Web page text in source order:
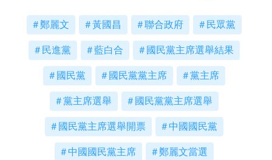
鄭麗文 黃國昌 聯合政府 民眾黨
民進黨 藍白合 國民黨主席選舉結果
國民黨 國民黨黨主席 黨主席
黨主席選舉 國民黨黨主席選舉
國民黨主席選舉開票 中國國民黨
中國國民黨主席 鄭麗文當選